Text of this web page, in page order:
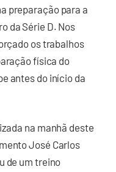
preparação para a
da Série D. Nos
os trabalhos
física do
antes do início da
na manhã deste
José Carlos
de um treino